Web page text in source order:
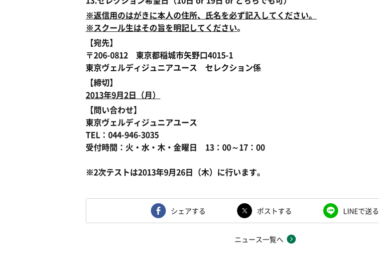
※返信用のはがきに本人の住所、氏名を必ず記入してください。
※スクール生はその旨を明記してください。
【宛先】
〒206-0812 東京都稲城市矢野口4015-1
東京ヴェルディジュニアユース セレクション係
【締切】
2013年9月2日（月）
【問い合わせ】
東京ヴェルディジュニアユース
TEL：044-946-3035
受付時間：火・水・木・金曜日 13：00～17：00
※2次テストは2013年9月26日（木）に行います。
シェアする ポストする LINEで送る
ニュース一覧へ